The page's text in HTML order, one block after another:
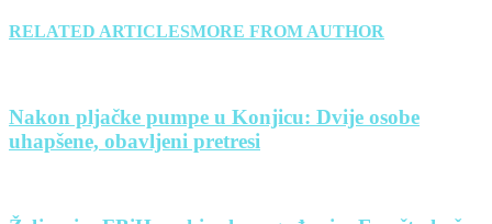
RELATED ARTICLESMORE FROM AUTHOR
Nakon pljačke pumpe u Konjicu: Dvije osobe
uhapšene, obavljeni pretresi